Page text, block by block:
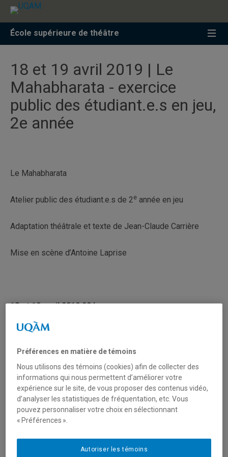
Accéder
recherche
Accéder
menu
pricipal
Accéder
zone
École supérieure de théâtre
18 et 19 avril 2019 | Le
Mahabharata - exercice
public des étudiant.e.s en jeu,
2e année
Le Mahabharata
Atelier public des étudiant.e.s de 2e année en jeu
Adaptation théâtrale et texte de Jean-Claude Carrière
Mise en scène d’Antoine Laprise
18 et 19 avril 2019 20 h
UQAM, Pavillon Judith-Jasmin
1400, rue Berri, Montréal
Métro Berri-UQAM
BILLETTERIE
Les billets seront mis en vente le 8 avril 2019
En ligne surLepointdevente.com
Par téléphone ou au comptoir:
Préférences en matière de témoins
Nous utilisons des témoins (cookies) afin de collecter des
informations qui nous permettent d’améliorer votre
expérience sur le site, de vous proposer des contenus vidéo,
d’analyser les statistiques de fréquentation, etc. Vous
pouvez personnaliser votre choix en sélectionnant
« Préférences ».
Autoriser les témoins